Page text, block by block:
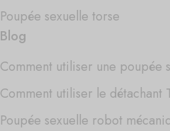
Poupée sexuelle torse
Blog
Comment utiliser une poupée
Comment utiliser le détachant
Poupée sexuelle robot